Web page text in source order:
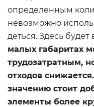
определенным
невозможно
деться. Здесь
малых габаритах
трудозатратным,
отходов
значению стоит
элементы более